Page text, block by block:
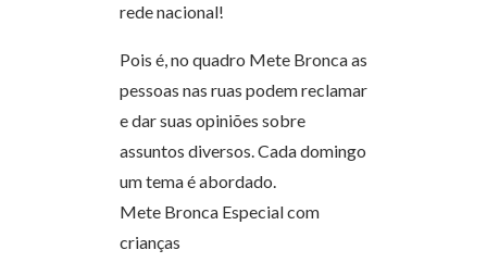
rede nacional!
Pois é, no quadro Mete Bronca as
pessoas nas ruas podem reclamar
e dar suas opiniões sobre
assuntos diversos. Cada domingo
um tema é abordado.
Mete Bronca Especial com
crianças